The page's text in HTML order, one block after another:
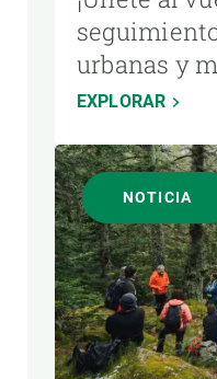
urbanas y
EXPLORAR
NOTICIA